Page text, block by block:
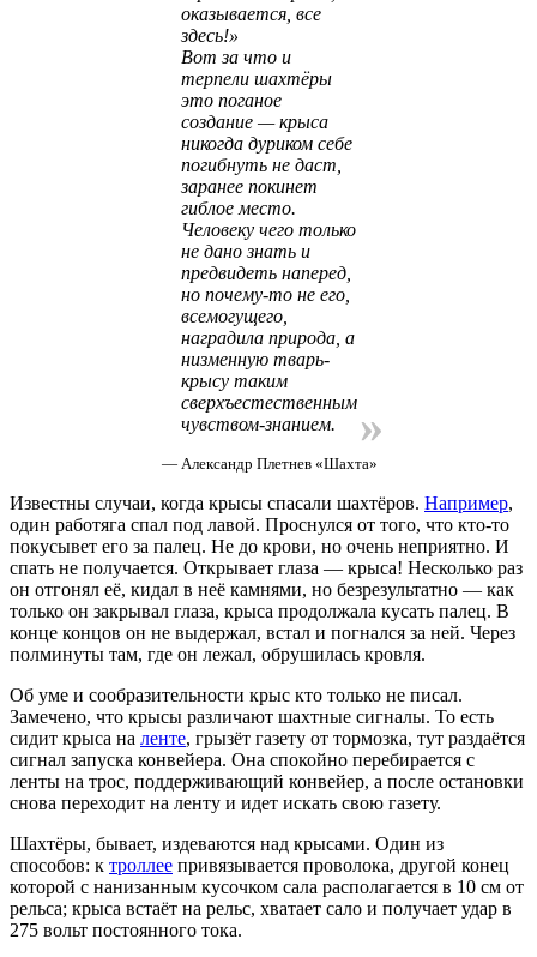
оказывается, все
здесь!»
Вот за что и
терпели шахтёры
это поганое
создание — крыса
никогда дуриком себе
погибнуть не даст,
заранее покинет
гиблое место.
Человеку чего только
не дано знать и
предвидеть наперед,
но почему-то не его,
всемогущего,
наградила природа, а
низменную тварь-
крысу таким
сверхъестественным
чувством-знанием.
»
— Александр Плетнев «Шахта»
Известны случаи, когда крысы спасали шахтёров. Например,
один работяга спал под лавой. Проснулся от того, что кто-то
покусывет его за палец. Не до крови, но очень неприятно. И
спать не получается. Открывает глаза — крыса! Несколько раз
он отгонял её, кидал в неё камнями, но безрезультатно — как
только он закрывал глаза, крыса продолжала кусать палец. В
конце концов он не выдержал, встал и погнался за ней. Через
полминуты там, где он лежал, обрушилась кровля.
Об уме и сообразительности крыс кто только не писал.
Замечено, что крысы различают шахтные сигналы. То есть
сидит крыса на ленте, грызёт газету от тормозка, тут раздаётся
сигнал запуска конвейера. Она спокойно перебирается с
ленты на трос, поддерживающий конвейер, а после остановки
снова переходит на ленту и идет искать свою газету.
Шахтёры, бывает, издеваются над крысами. Один из
способов: к троллее привязывается проволока, другой конец
которой с нанизанным кусочком сала располагается в 10 см от
рельса; крыса встаёт на рельс, хватает сало и получает удар в
275 вольт постоянного тока.